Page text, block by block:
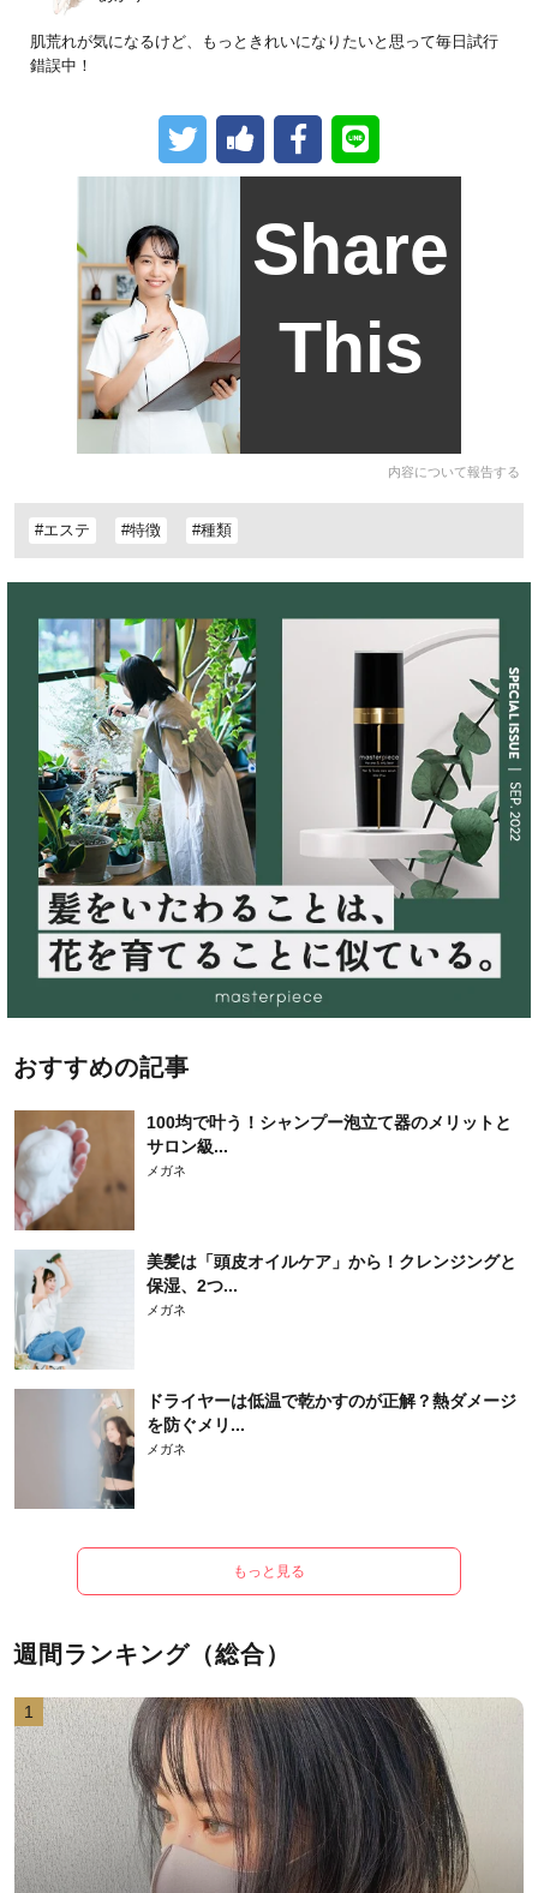
肌荒れが気になるけど、もっときれいになりたいと思って毎日試行
錯誤中！
Share
This
内容について報告する
#エステ #特徴 #種類
おすすめの記事
100均で叶う！シャンプー泡立て器のメリットと
サロン級...
メガネ
美髪は「頭皮オイルケア」から！クレンジングと
保湿、2つ...
メガネ
ドライヤーは低温で乾かすのが正解？熱ダメージ
を防ぐメリ...
メガネ
もっと見る
週間ランキング（総合）
1